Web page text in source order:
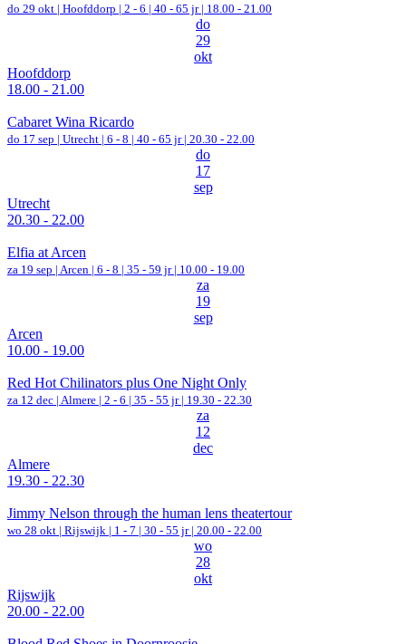
do 29 okt | Hoofddorp | 2 - 6 | 40 - 65 jr | 18.00 - 21.00
do
29
okt
Hoofddorp
18.00 - 21.00
Cabaret Wina Ricardo
do 17 sep | Utrecht | 6 - 8 | 40 - 65 jr | 20.30 - 22.00
do
17
sep
Utrecht
20.30 - 22.00
Elfia at Arcen
za 19 sep | Arcen | 6 - 8 | 35 - 59 jr | 10.00 - 19.00
za
19
sep
Arcen
10.00 - 19.00
Red Hot Chilinators plus One Night Only
za 12 dec | Almere | 2 - 6 | 35 - 55 jr | 19.30 - 22.30
za
12
dec
Almere
19.30 - 22.30
Jimmy Nelson through the human lens theatertour
wo 28 okt | Rijswijk | 1 - 7 | 30 - 55 jr | 20.00 - 22.00
wo
28
okt
Rijswijk
20.00 - 22.00